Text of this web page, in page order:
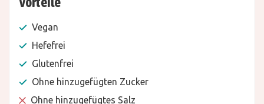
Vegan
Hefefrei
Glutenfrei
Ohne hinzugefügten Zucker
Ohne hinzugefügtes Salz